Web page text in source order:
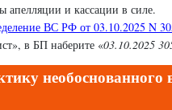
апелляции и кассации в силе.
ВС РФ от 03.10.2025 N
в БП наберите «03.10.2025